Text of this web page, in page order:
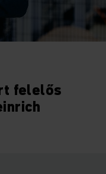
felelős